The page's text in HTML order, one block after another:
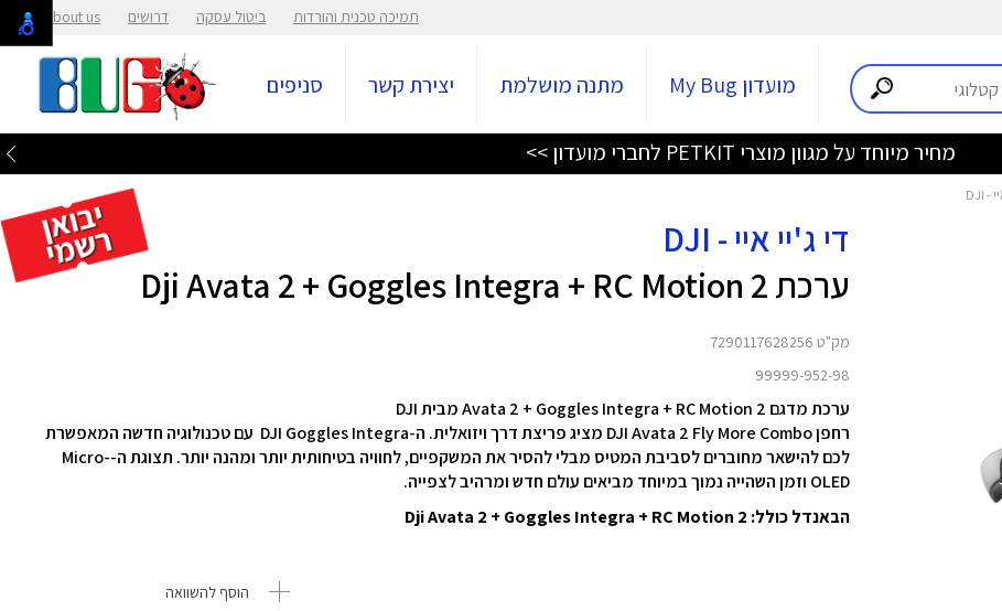
תמיכה טכנית והורדות ביטול עסקה דרושים About us
מועדון My Bug מתנה מושלמת יצירת קשר סניפים
חדש! סמארטפון Nothing Phone (4b) עכשיו לרכישה >>>
די ג'יי איי - DJI
ערכת Dji Avata 2 + Goggles Integra + RC Motion 2
מק"ט 7290117628256
99999-952-98
ערכת מדגם Avata 2 + Goggles Integra + RC Motion 2 מבית DJI
רחפן DJI Avata 2 Fly More Combo מציג פריצת דרך ויזואלית. ה-DJI Goggles Integra עם טכנולוגיה חדשה המאפשרת
לכם להישאר מחוברים לסביבת המטיס מבלי להסיר את המשקפיים, לחוויה בטיחותית יותר ומהנה יותר. תצוגת ה-Micro-
OLED וזמן השהייה נמוך במיוחד מביאים עולם חדש ומרהיב לצפייה.
הבאנדל כולל: Dji Avata 2 + Goggles Integra + RC Motion 2
הוסף להשוואה